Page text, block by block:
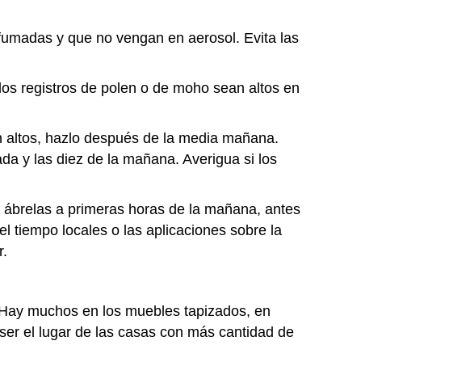
y que no vengan en aerosol. Evita las
registros de polen o de moho sean altos en
hazlo después de la media mañana.
y las diez de la mañana. Averigua si los
a primeras horas de la mañana, antes
tiempo locales o las aplicaciones sobre la
muchos en los muebles tapizados, en
el lugar de las casas con más cantidad de